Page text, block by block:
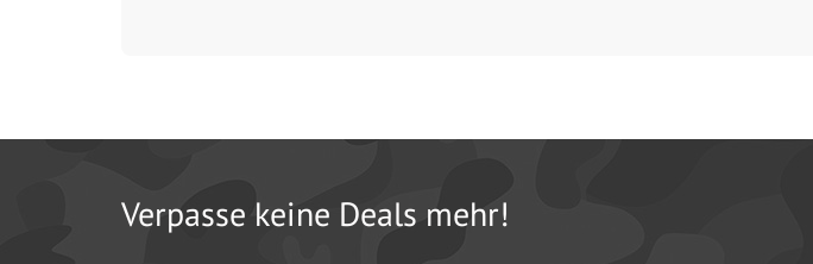
Verpasse keine Deals mehr!